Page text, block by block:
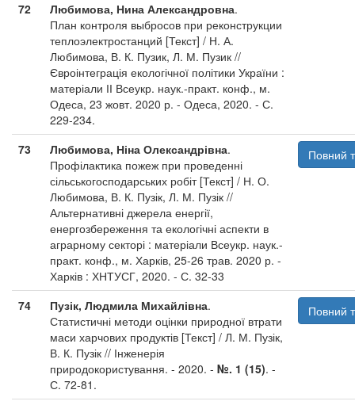
72 Любимова, Нина Александровна.
План контроля выбросов при реконструкции
теплоэлектростанций [Текст] / Н. А.
Любимова, В. К. Пузик, Л. М. Пузик //
Євроінтеграція екологічної політики України :
матеріали ІІ Всеукр. наук.-практ. конф., м.
Одеса, 23 жовт. 2020 р. - Одеса, 2020. - С.
229-234.
73
Любимова, Ніна Олександрівна.
Профілактика пожеж при проведенні
сільськогосподарських робіт [Текст] / Н. О.
Любимова, В. К. Пузік, Л. М. Пузік //
Альтернативні джерела енергії,
енергозбереження та екологічні аспекти в
аграрному секторі : матеріали Всеукр. наук.-
практ. конф., м. Харків, 25-26 трав. 2020 р. -
Харків : ХНТУСГ, 2020. - С. 32-33
Повний
74 Пузік, Людмила Михайлівна.
Статистичні методи оцінки природної втрати
маси харчових продуктів [Текст] / Л. М. Пузік,
В. К. Пузік // Інженерія
природокористування. - 2020. - №. 1 (15). -
С. 72-81.
Повний